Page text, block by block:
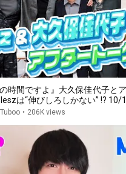
時間ですよ』大久保佳代子と
は“伸びしろしかない” !? 10/
• 206K views